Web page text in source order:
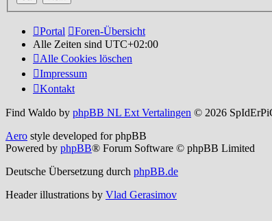
Portal
Foren-Übersicht
Alle Zeiten sind UTC+02:00
Alle Cookies löschen
Impressum
Kontakt
Find Waldo by phpBB NL Ext Vertalingen © 2026
Aero style developed for phpBB
Powered by phpBB® Forum Software © phpBB Limited
Deutsche Übersetzung durch phpBB.de
Header illustrations by Vlad Gerasimov